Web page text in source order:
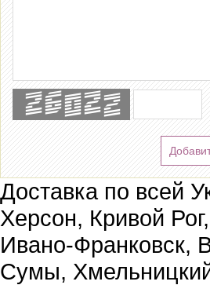
Доставка по всей
Херсон, Кривой
Ивано-Франковск,
Сумы,